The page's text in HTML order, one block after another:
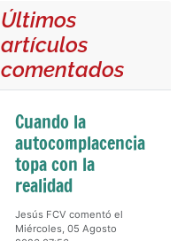
Últimos
artículos
comentados
Cuando la
autocomplacencia
topa con la
realidad
Jesús FCV comentó el
Miércoles, 05 Agosto